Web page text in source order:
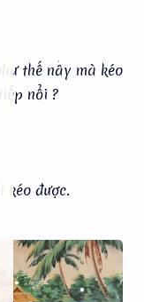
thế nầy mà kéo
nổi ?
kéo được.